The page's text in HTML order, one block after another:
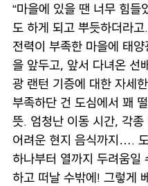
“마을에 있을 땐 너무 힘들
도 하게 되고 뿌듯하더라
전력이 부족한 마을에 태
을 앞두고, 앞서 다녀온 선
광 랜턴 기증에 대한 자세
부족하단 건 도심에서 꽤
뜻. 엄청난 이동 시간, 각종
어려운 현지 음식까지….
하나부터 열까지 두려움일
하고 떠날 수밖에! 그렇게